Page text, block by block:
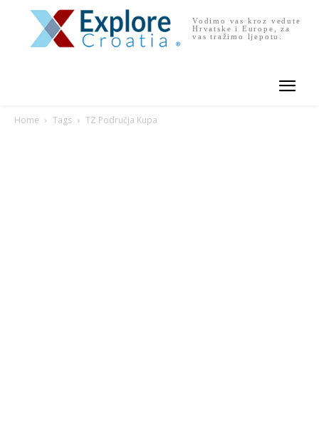
Vodimo vas kroz vedute
Hrvatske i Europe, za
vas tražimo ljepotu.
Home Tags TZ Područja Kupa